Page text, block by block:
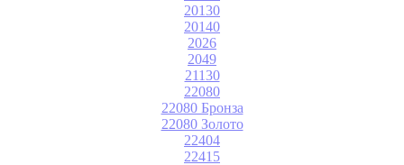
20130
20140
2026
2049
21130
22080
22080 Бронза
22080 Золото
22404
22415